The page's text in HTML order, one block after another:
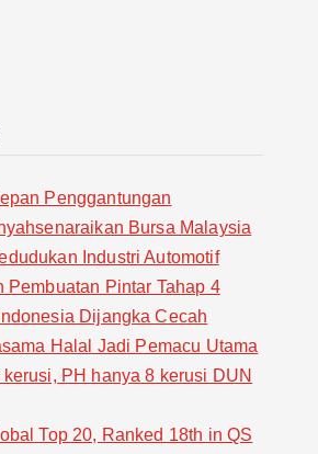
Penggantungan
Bursa Malaysia
Industri Automotif
Pembuatan Pintar Tahap 4
Dijangka Cecah
Halal Jadi Pemacu Utama
PH hanya 8 kerusi DUN
Top 20, Ranked 18th in QS